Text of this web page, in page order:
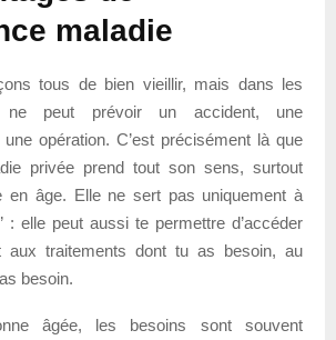
maladie
tous de bien vieillir, mais dans les
ne peut prévoir un accident, une
opération. C’est précisément là que
privée prend tout son sens, surtout
en âge. Elle ne sert pas uniquement à
: elle peut aussi te permettre d’accéder
aux traitements dont tu as besoin, au
besoin.
âgée, les besoins sont souvent